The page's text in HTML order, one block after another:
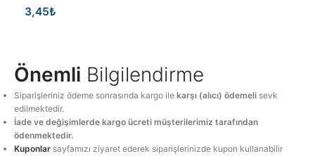
3,45₺
Önemli Bilgilendirme
Siparişleriniz ödeme sonrasında kargo ilekarşı (alıcı) ödemeli sevk
edilmektedir.
İade ve değişimlerde kargo ücreti müşterilerimiz tarafından
ödenmektedir.
Kuponlar sayfamızı ziyaret ederek siparişlerinizde kupon kullanabilir